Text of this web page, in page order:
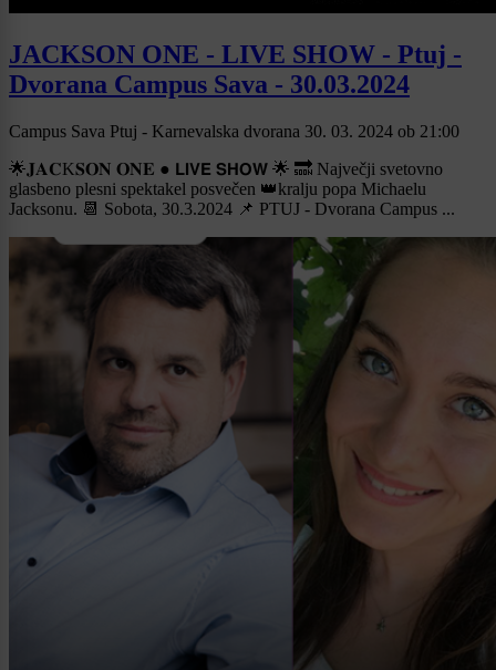
JACKSON ONE - LIVE SHOW - Ptuj -
Dvorana Campus Sava - 30.03.2024
Campus Sava Ptuj - Karnevalska dvorana 30. 03. 2024 ob 21:00
🌟𝐉𝐀𝐂K𝐒𝐎𝐍 𝐎𝐍𝐄 ● 𝗟𝗜𝗩𝗘 𝗦𝗛𝗢𝗪 🌟 🔜 Največji svetovno
glasbeno plesni spektakel posvečen 👑kralju popa Michaelu
Jacksonu. 📆 Sobota, 30.3.2024 📌 PTUJ - Dvorana Campus ...